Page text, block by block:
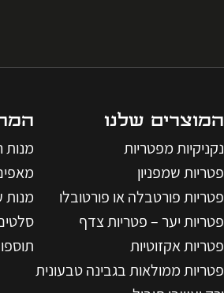
המוצרים שלנו
נקניקיות מפטריות
פטריות שמפניון
פטריות פורטבלה או פורטובלו
פטריות יער – פטריות צדף
פטריות אקזוטיות
פטריות ממולאות בגבינה טבעונית
מנות
מנות